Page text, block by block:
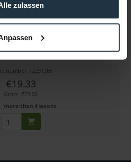
zulassen
mini male, 19-pol, 2,0 m,
number: 12251386
€19.33
Gross: €23.00
more than 4 weeks